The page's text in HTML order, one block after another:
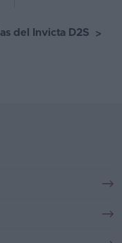
del Invicta D2S >